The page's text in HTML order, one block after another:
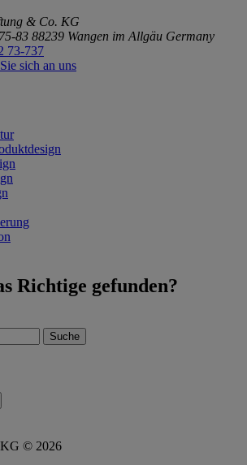
& Co. KG
83 88239 Wangen im Allgäu Germany
73-737
sich an uns
Richtige gefunden?
Suche
© 2026